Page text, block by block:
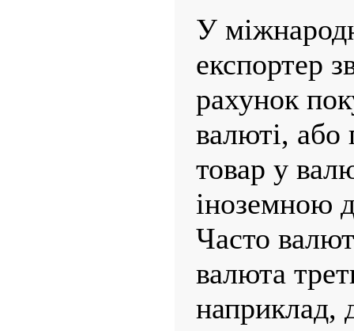
У
експортер
рахунок
валюті, або
товар у
іноземною
Часто
валюта